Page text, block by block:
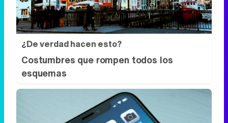
¿De verdad hacen esto?
Costumbres que rompen todos los
esquemas